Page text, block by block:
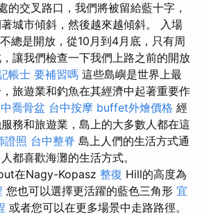
的交叉路口，我們將被留給藍十字，
城市傾斜，然後越來越傾斜。 入場
總是開放，從10月到4月底，只有周
讓我們檢查一下我們上路之前的開放
帳士 要補習嗎 這些島嶼是世界上最
旅遊業和釣魚在其經濟中起著重要作
喬骨盆 台中按摩 buffet外燴價格 經
務和旅遊業，島上的大多數人都在這
證照 台中整脊 島上人們的生活方式通
都喜歡海灘的生活方式。
在Nagy-Kopasz 整復 Hill的高度為
您也可以選擇更活躍的藍色三角形 宜
或者您可以在更多場景中走路路徑。